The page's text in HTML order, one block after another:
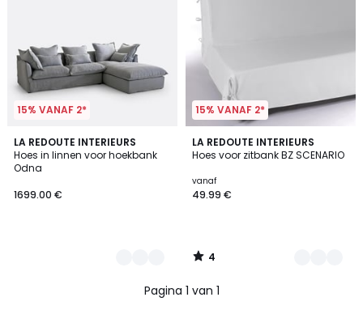
15% VANAF 2*
LA REDOUTE INTERIEURS
Hoes in linnen voor hoekbank
Odna
1699.00 €
7
Kleuren
15% VANAF 2*
LA REDOUTE INTERIEURS
Hoes voor zitbank BZ SCENARIO
vanaf
49.99 €
4
/
6
Kleuren
4
/
Pagina 1 van 1